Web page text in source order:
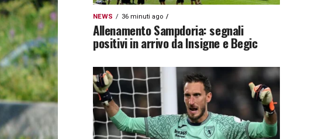
NEWS 36 minuti ago
Allenamento Sampdoria: segnali
positivi in arrivo da Insigne e Begic